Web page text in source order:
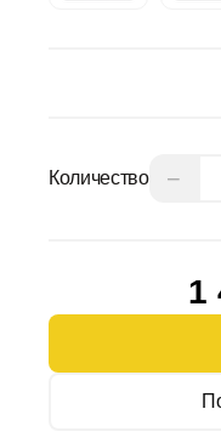
Количество −
1